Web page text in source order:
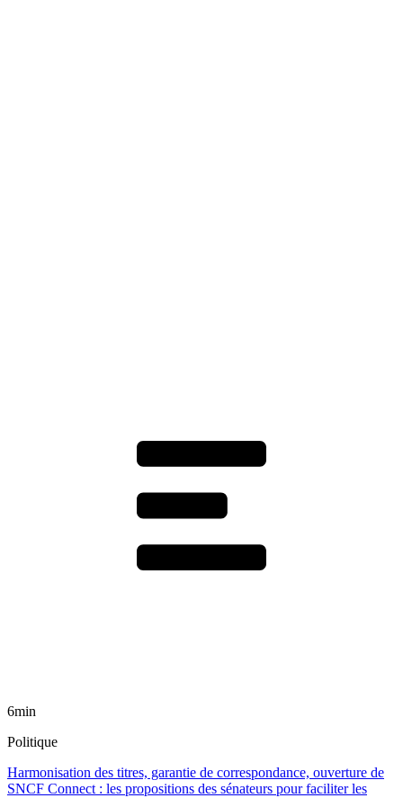
6min
Politique
Harmonisation des titres, garantie de correspondance, ouverture de
SNCF Connect : les propositions des sénateurs pour faciliter les